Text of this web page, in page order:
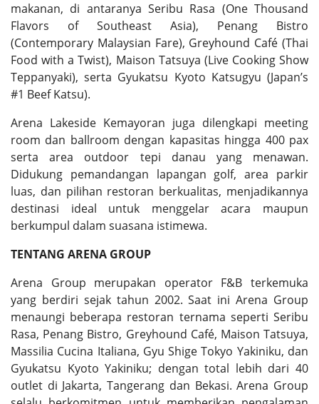
makanan, di antaranya Seribu Rasa (One Thousand
Flavors of Southeast Asia), Penang Bistro
(Contemporary Malaysian Fare), Greyhound Café (Thai
Food with a Twist), Maison Tatsuya (Live Cooking Show
Teppanyaki), serta Gyukatsu Kyoto Katsugyu (Japan’s
#1 Beef Katsu).
Arena Lakeside Kemayoran juga dilengkapi meeting
room dan ballroom dengan kapasitas hingga 400 pax
serta area outdoor tepi danau yang menawan.
Didukung pemandangan lapangan golf, area parkir
luas, dan pilihan restoran berkualitas, menjadikannya
destinasi ideal untuk menggelar acara maupun
berkumpul dalam suasana istimewa.
TENTANG ARENA GROUP
Arena Group merupakan operator F&B terkemuka
yang berdiri sejak tahun 2002. Saat ini Arena Group
menaungi beberapa restoran ternama seperti Seribu
Rasa, Penang Bistro, Greyhound Café, Maison Tatsuya,
Massilia Cucina Italiana, Gyu Shige Tokyo Yakiniku, dan
Gyukatsu Kyoto Yakiniku; dengan total lebih dari 40
outlet di Jakarta, Tangerang dan Bekasi. Arena Group